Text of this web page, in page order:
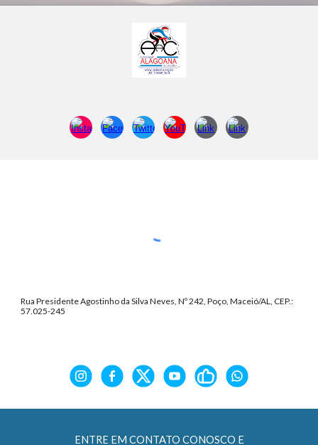
Rua Presidente Agostinho da Silva Neves, Nº 242, Poço, Maceió/AL, CEP.:
57.025-245
ENTRE EM CONTATO CONOSCO E